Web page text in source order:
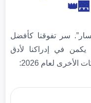
سر تفوقنا كأفضل
يكمن في إدراكنا لأدق
لعام 2026: